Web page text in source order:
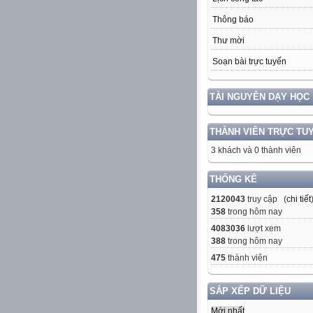
Thông báo
Thư mời
Soạn bài trực tuyến
TÀI NGUYÊN DẠY HỌC
THÀNH VIÊN TRỰC
3 khách và 0 thành viên
THỐNG KÊ
2120043 truy cập (chi tiết)
358 trong hôm nay
4083036 lượt xem
388 trong hôm nay
475 thành viên
SẮP XẾP DỮ LIỆU
Mới nhất